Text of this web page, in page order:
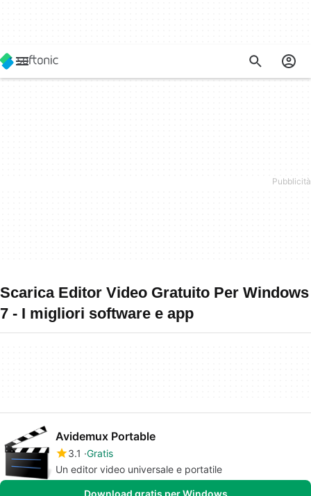
Scarica Editor Video Gratuito Per Windows
7 - I migliori software e app
Avidemux Portable
3.1 Gratis
Un editor video universale e portatile
Download gratis per Windows